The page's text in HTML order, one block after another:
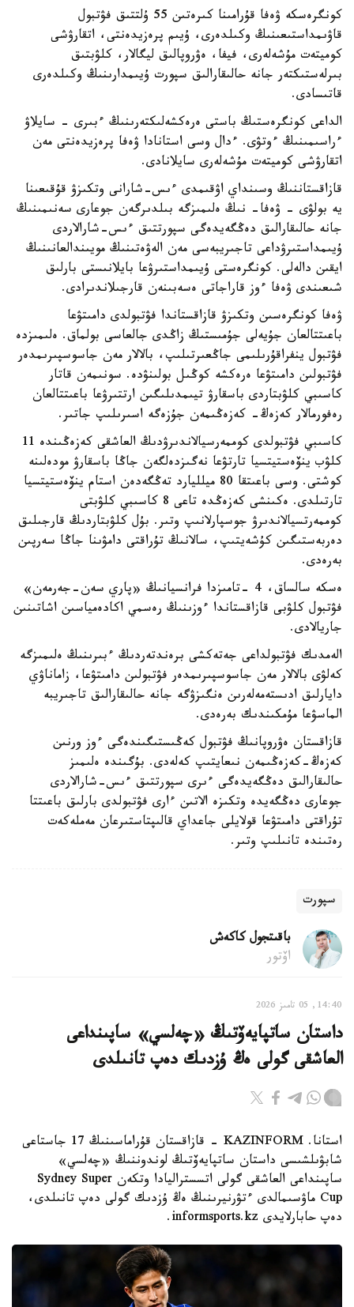
كونگرەسكە ۋەفا قۇرامىنا كىرەتىن 55 ۇلتتىق فۋتبول
قاۋىمداستىعىنىڭ وكىلدەرى، ۇيىم پرەزيدەنتى، اتقارۋشى
كوميتەت مۇشەلەرى، فيفا، ەۋروپالىق ليگالار، كلۋبتىق
بىرلەستىكتەر جانە حالىقارالىق سپورت ۇيىمدارىنىڭ وكىلدەرى
قاتىسادى.
الداعى كونگرەستىڭ باستى ەرەكشەلىكتەرىنىڭ ءبىرى - سايلاۋ
ءراسىمىنىڭ ءوتۋى. ءدال وسى استانادا ۋەفا پرەزيدەنتى مەن
اتقارۋشى كوميتەت مۇشەلەرى سايلانادى.
قازاقستاننىڭ وسىنداي اۋقىمدى ءىس-شارانى وتكىزۋ قۇقىعىنا
يە بولۋى - ۋەفا- نىڭ ەلىمىزگە بىلدىرگەن جوعارى سەنىمىنىڭ
جانە حالىقارالىق دەڭگەيدەگى سپورتتىق ءىس-شارالاردى
ۇيىمداستىرۋداعى تاجىريبەسى مەن الەۋەتىنىڭ مويىندالعانىنىڭ
ايقىن دالەلى. كونگرەستى ۇيىمداستىرۋعا بايلانىستى بارلىق
شىعىندى ۋەفا ءوز قاراجاتى ەسەبىنەن قارجىلاندىرادى.
ۋەفا كونگرەسىن وتكىزۋ قازاقستاندا فۋتبولدى دامىتۋعا
باعىتتالعان جۇيەلى جۇمىستىڭ زاڭدى جالعاسى بولماق. ەلىمىزدە
فۋتبول ينفراقۇرىلىمى جاڭعىرتىلىپ، بالالار مەن جاسوسپىرىمدەر
فۋتبولىن دامىتۋعا ەرەكشە كوڭىل بولىنۋدە. سونىمەن قاتار
كاسىبي كلۋبتاردى باسقارۋ تيىمدىلىگىن ارتتىرۋعا باعىتتالعان
رەفورمالار كەزەڭ- كەزەڭىمەن جۇزەگە اسىرىلىپ جاتىر.
كاسىبي فۋتبولدى كوممەرسيالاندىرۋدىڭ العاشقى كەزەڭىندە 11
كلۋب ينۆەستيتسيا تارتۋعا نەگىزدەلگەن جاڭا باسقارۋ مودەلىنە
كوشتى. وسى باعىتقا 80 ميلليارد تەڭگەدەن استام ينۆەستيتسيا
تارتىلدى. ەكىنشى كەزەڭدە تاعى 8 كاسىبي كلۋبتى
كوممەرتسيالاندىرۋ جوسپارلانىپ وتىر. بۇل كلۋبتاردىڭ قارجىلىق
دەربەستىگىن كۇشەيتىپ، سالانىڭ تۇراقتى دامۋىنا جاڭا سەرپىن
بەرەدى.
ەسكە سالساق، 4 -تامىزدا فرانسيانىڭ «پاري سەن-جەرمەن»
فۋتبول كلۋبى قازاقستاندا ءوزىنىڭ رەسمي اكادەمياسىن اشاتىنىن
جاريالادى.
الەمدىك فۋتبولداعى جەتەكشى برەندتەردىڭ ءبىرىنىڭ ەلىمىزگە
كەلۋى بالالار مەن جاسوسپىرىمدەر فۋتبولىن دامىتۋعا، زاماناۋي
دايارلىق ادىستەمەلەرىن ەنگىزۋگە جانە حالىقارالىق تاجىريبە
الماسۋعا مۇمكىندىك بەرەدى.
قازاقستان ەۋروپانىڭ فۋتبول كەڭىستىگىندەگى ءوز ورنىن
كەزەڭ-كەزەڭىمەن نىعايتىپ كەلەدى. بۇگىندە ەلىمىز
حالىقارالىق دەڭگەيدەگى ءىرى سپورتتىق ءىس-شارالاردى
جوعارى دەڭگەيدە وتكىزە الاتىن ءارى فۋتبولدى بارلىق باعىتتا
تۇراقتى دامىتۋعا قولايلى جاعداي قالىپتاستىرعان مەملەكەت
رەتىندە تانىلىپ وتىر.
سپورت
باقىتجول كاكەش
اۆتور
14:40, 05 تامىز 2026
داستان ساتپايەۆتىڭ «چەلسي» ساپىنداعى
العاشقى گولى ەڭ ۇزدىك دەپ تانىلدى
استانا. KAZINFORM - قازاقستان قۇراماسىنىڭ 17 جاستاعى
شابۋىلشىسى داستان ساتپايەۆتىڭ لوندوننىڭ «چەلسي»
ساپىنداعى العاشقى گولى اتسستراليادا وتكەن Sydney Super
Cup ماۋسىمالدى ءتۋرنيرىنىڭ ەڭ ۇزدىك گولى دەپ تانىلدى،
دەپ حابارلايدى informsports.kz.